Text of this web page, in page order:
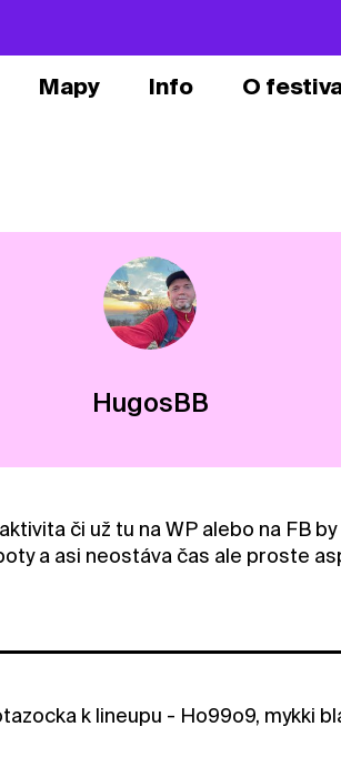
Mapy Info O
HugosBB
či už tu na WP alebo na FB
a asi neostáva čas ale proste
k lineupu - Ho99o9, mykki